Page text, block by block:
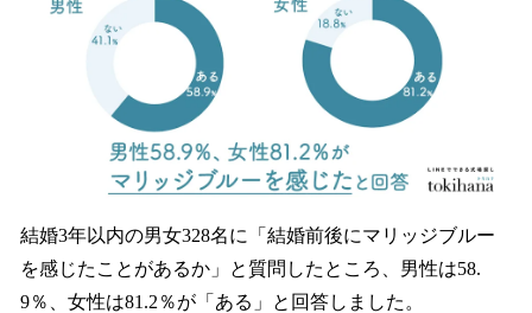
結婚3年以内の男女328名に「結婚前後にマリッジブルー
を感じたことがあるか」と質問したところ、男性は58.
9％、女性は81.2％が「ある」と回答しました。